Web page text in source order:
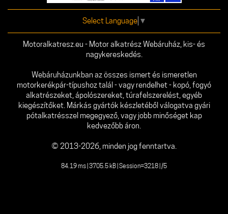
Select Language ▼
Motoralkatresz.eu - Motor alkatrész Webáruház, kis- és
nagykereskedés.
Webáruházunkban az összes ismert és ismeretlen
motorkerékpár-típushoz talál - vagy rendelhet - kopó, fogyó
alkatrészeket, ápolószereket, túrafelszerelést, egyéb
kiegészítőket. Márkás gyártók készletéből válogatva gyári
pótalkatrésszel megegyező, vagy jobb minőséget kap
kedvezőbb áron.
© 2013-2026, minden jog fenntartva.
84.19 ms | 3705.5 kB | Session=3218 | /5